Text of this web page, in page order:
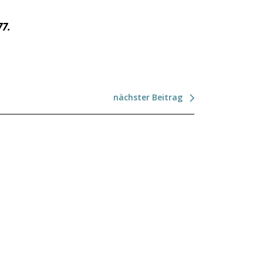
nächster Beitrag